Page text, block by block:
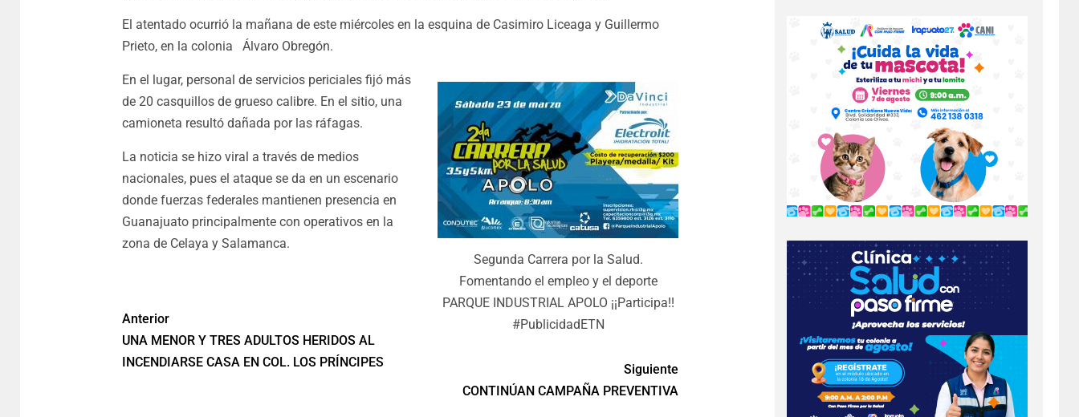
El atentado ocurrió la mañana de este miércoles en la esquina de Casimiro Liceaga y Guillermo
Prieto, en la colonia Álvaro Obregón.
Segunda Carrera por la Salud.
Fomentando el empleo y el deporte
PARQUE INDUSTRIAL APOLO ¡¡Participa!!
#PublicidadETN
En el lugar, personal de servicios periciales fijó más
de 20 casquillos de grueso calibre. En el sitio, una
camioneta resultó dañada por las ráfagas.
La noticia se hizo viral a través de medios
nacionales, pues el ataque se da en un escenario
donde fuerzas federales mantienen presencia en
Guanajuato principalmente con operativos en la
zona de Celaya y Salamanca.
Anterior
UNA MENOR Y TRES ADULTOS HERIDOS AL
INCENDIARSE CASA EN COL. LOS PRÍNCIPES
Siguiente
CONTINÚAN CAMPAÑA PREVENTIVA